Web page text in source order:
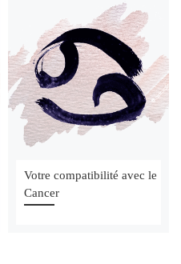
Votre compatibilité avec le
Cancer